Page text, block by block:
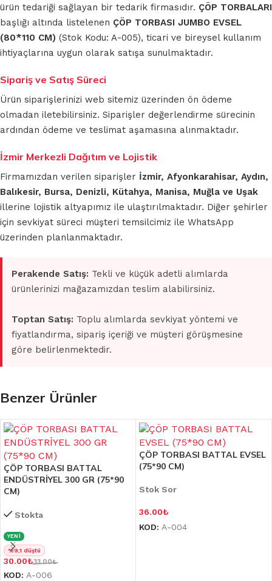
ürün tedariği sağlayan bir tedarik firmasıdır. ÇÖP TORBALARI
başlığı altında listelenen ÇÖP TORBASI JUMBO EVSEL
(80*110 CM) (Stok Kodu: A-005), ticari ve bireysel kullanım
ihtiyaçlarına uygun olarak satışa sunulmaktadır.
Sipariş ve Satış Süreci
Ürün siparişlerinizi web sitemiz üzerinden ön ödeme
olmadan iletebilirsiniz. Siparişler değerlendirme sürecinin
ardından ödeme ve teslimat aşamasına alınmaktadır.
İzmir Merkezli Dağıtım ve Lojistik
Firmamızdan verilen siparişler İzmir, Afyonkarahisar, Aydın,
Balıkesir, Bursa, Denizli, Kütahya, Manisa, Muğla ve Uşak
illerine lojistik altyapımız ile ulaştırılmaktadır. Diğer şehirler
için sevkiyat süreci müşteri temsilcimiz ile WhatsApp
üzerinden planlanmaktadır.
Perakende Satış: Tekli ve küçük adetli alımlarda
ürünlerinizi mağazamızdan teslim alabilirsiniz.
Toptan Satış: Toplu alımlarda sevkiyat yöntemi ve
fiyatlandırma, sipariş içeriği ve müşteri görüşmesine
göre belirlenmektedir.
Benzer Ürünler
ÇÖP TORBASI BATTAL
ENDÜSTRİYEL 300 GR (75*90
CM)
Stokta
YENİ
%9,1 düştü
30.00₺33.00₺
KOD: A-006
ÇÖP TORBASI BATTAL EVSEL
(75*90 CM)
Stok Sor
36.00₺
KOD: A-004